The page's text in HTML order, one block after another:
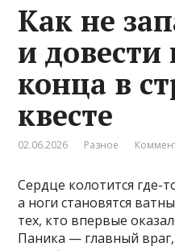
Как не
и довести
конца в
квесте
02.06.2026 Разное
Сердце колотится где-
а ноги становятся
тех, кто впервые
Паника — главный